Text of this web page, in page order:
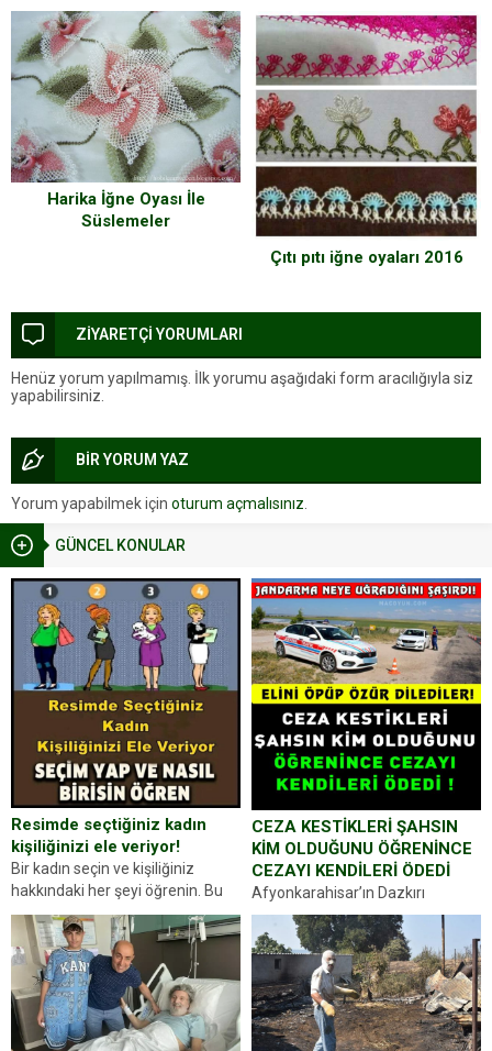
GÜNCEL KONULAR
Resimde seçtiğiniz kadın
kişiliğinizi ele veriyor!
Bir kadın seçin ve kişiliğiniz
hakkındaki her şeyi öğrenin. Bu
kez karşınıza oldukça farklı bir
kişilik testiyle çıkıyoruz. Resimde
gördüğünüz kadın figürlerinden
dikkatinizi en...
CEZA KESTİKLERİ ŞAHSIN
KİM OLDUĞUNU ÖĞRENİNCE
CEZAYI KENDİLERİ ÖDEDİ
Afyonkarahisar’ın Dazkırı
ilçesinde trafik uygulaması
yapan jandarma ekipleri
durdurdukları bir otomobilin
sürücüsünden ehliyet ve ruhsat
sorup belgelerini istedi. Sürücü
Abdurrahman Ö.nün verdiği
evraklarda eksik olduğunu...
Harika İğne Oyası İle
Süslemeler
Çıtı pıtı iğne oyaları 2016
ZİYARETÇİ YORUMLARI
Henüz yorum yapılmamış. İlk yorumu aşağıdaki form aracılığıyla siz
yapabilirsiniz.
BİR YORUM YAZ
Yorum yapabilmek için oturum açmalısınız